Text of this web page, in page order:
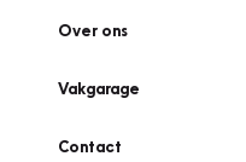
Over ons
Vakgarage
Contact